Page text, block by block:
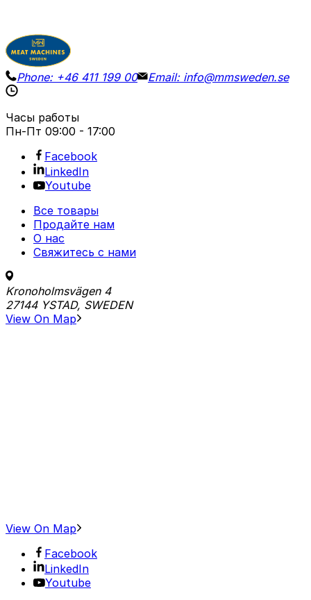
Phone: +46 411 199 00 Email: info@mmsweden.se
Часы работы
Пн-Пт 09:00 - 17:00
Facebook
LinkedIn
Youtube
Все товары
Продайте нам
О нас
Свяжитесь с нами
Kronoholmsvägen 4
27144 YSTAD, SWEDEN
View On Map
View On Map
Facebook
LinkedIn
Youtube